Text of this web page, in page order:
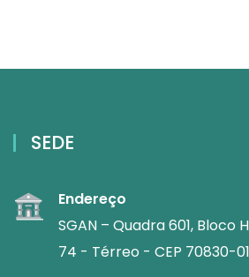
SEDE
Endereço
SGAN – Quadra 601, Bloco
74 - Térreo - CEP 70830-